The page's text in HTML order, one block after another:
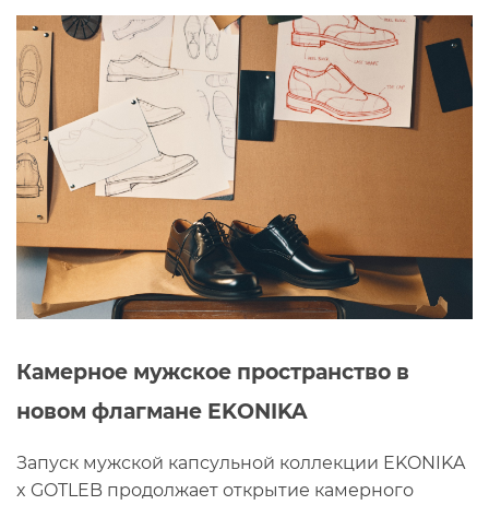
Камерное мужское пространство в
новом флагмане EKONIKA
Запуск мужской капсульной коллекции EKONIKA
x GOTLEB продолжает открытие камерного